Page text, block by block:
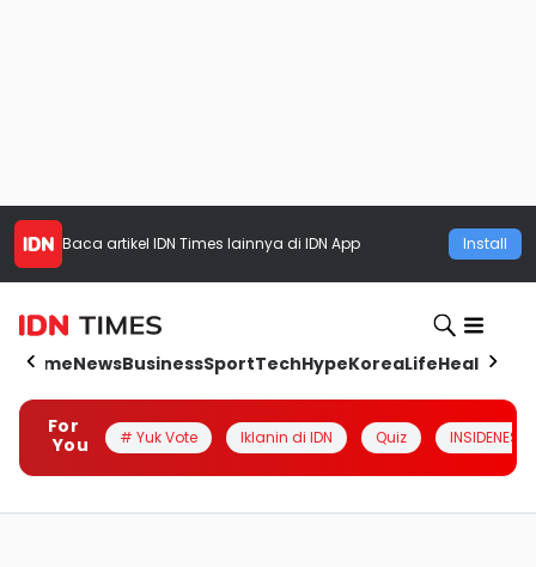
Baca artikel IDN Times lainnya di IDN App Install
HomeNewsBusinessSportTechHypeKoreaLifeHealth
For
You
# Yuk Vote Iklanin di IDN Quiz INSIDENESIA